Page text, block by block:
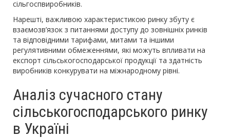
сільгоспвиробників.
Нарешті, важливою характеристикою ринку збуту є
взаємозв’язок з питаннями доступу до зовнішніх ринків
та відповідними тарифами, митами та іншими
регулятивними обмеженнями, які можуть впливати на
експорт сільськогосподарської продукції та здатність
виробників конкурувати на міжнародному рівні.
Аналіз сучасного стану
сільськогосподарського ринку
в Україні